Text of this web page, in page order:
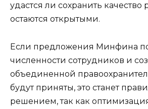
удастся ли сохранить качество
остаются открытыми.
Если предложения Минфина
численности сотрудников и
объединенной
будут приняты, это станет
решением, так как